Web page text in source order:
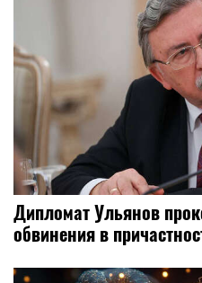
Дипломат Ульянов
обвинения в